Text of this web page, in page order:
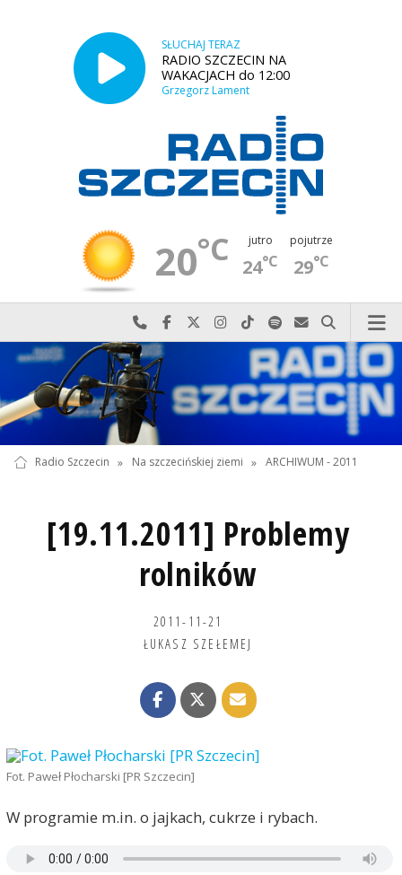
SŁUCHAJ TERAZ
RADIO SZCZECIN NA
WAKACJACH do 12:00
Grzegorz Lament
20°C jutro
24°C
pojutrze
29°C
Najlepiej po prostu do nas zadzwoń
Odwiedź nas na Facebook-u
Odwiedź nas na X
Odwiedź nas na Instagram-ie
Odwiedź nas na TikTok-u
Szukaj nas na Spotify
Wyślij do nas
Szukaj
Radio Szczecin » Na szczecińskiej ziemi » ARCHIWUM - 2011
[19.11.2011] Problemy
rolników
2011-11-21
ŁUKASZ SZEŁEMEJ
Fot. Paweł Płocharski [PR Szczecin]
W programie m.in. o jajkach, cukrze i rybach.